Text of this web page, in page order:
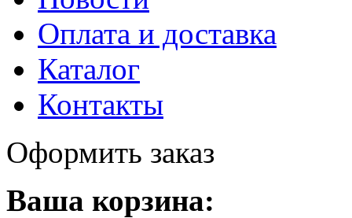
Оплата и доставка
Каталог
Контакты
Оформить заказ
Ваша корзина: